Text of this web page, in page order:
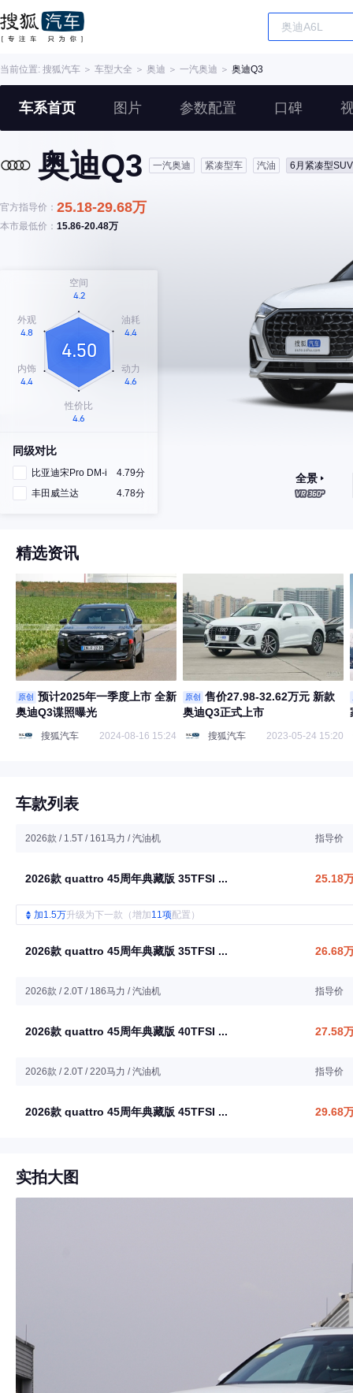
当前位置: 搜狐汽车 ＞ 车型大全 ＞ 奥迪 ＞ 一汽奥迪 ＞ 奥迪Q3
车系首页 图片 参数配置 口碑
奥迪Q3 一汽奥迪 紧凑型车 汽油 6月紧凑型
官方指导价： 25.18-29.68万
本市最低价： 15.86-20.48万
同级对比
比亚迪宋Pro DM-i
4.79分
丰田威兰达
4.78分
全景
精选资讯
原创
预计2025年一季度上市 全新
奥迪Q3谍照曝光
搜狐汽车 2024-08-16 15:24
原创
售价27.98-32.62万元 新款
奥迪Q3正式上市
搜狐汽车 2023-05-24 15:20
车款列表
2026款 / 1.5T / 161马力 / 汽油机 指导价
2026款 quattro 45周年典藏版 35TFSI ... 25.18
加1.5万升级为下一款（增加11项配置）
2026款 quattro 45周年典藏版 35TFSI ... 26.68
2026款 / 2.0T / 186马力 / 汽油机 指导价
2026款 quattro 45周年典藏版 40TFSI ... 27.58
2026款 / 2.0T / 220马力 / 汽油机 指导价
2026款 quattro 45周年典藏版 45TFSI ... 29.68
实拍大图